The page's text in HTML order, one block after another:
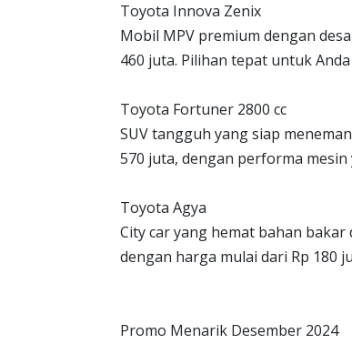
Toyota Innova Zenix
Mobil MPV premium dengan
460 juta. Pilihan tepat untuk
Toyota Fortuner 2800 cc
SUV tangguh yang siap
570 juta, dengan performa
Toyota Agya
City car yang hemat bahan
dengan harga mulai dari Rp 180
Promo Menarik Desember 2024